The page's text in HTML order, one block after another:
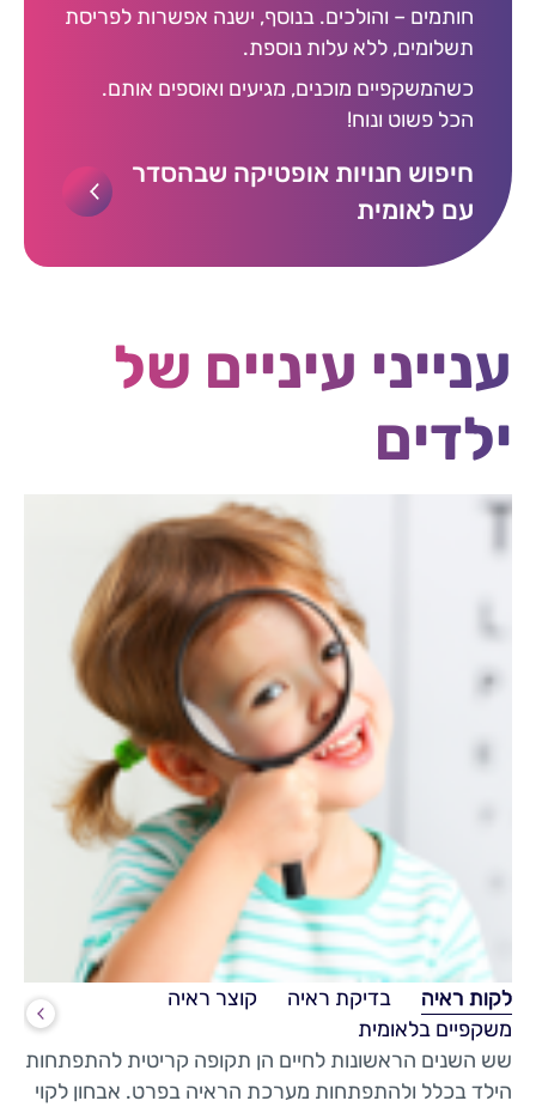
חותמים – והולכים. בנוסף, ישנה אפשרות לפריסת
תשלומים, ללא עלות נוספת.
כשהמשקפיים מוכנים, מגיעים ואוספים אותם.
הכל פשוט ונוח!
חיפוש חנויות אופטיקה שבהסדר
עם לאומית
ענייני עיניים של
ילדים
לקות ראיה בדיקת ראיה
קוצר ראיה
משקפיים בלאומית
שש השנים הראשונות לחיים הן תקופה קריטית להתפתחות
הילד בכלל ולהתפתחות מערכת הראיה בפרט. אבחון לקוי